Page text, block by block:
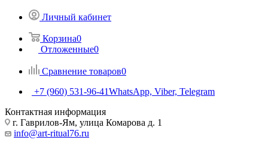
Личный кабинет
Корзина0
Отложенные0
Сравнение товаров0
+7 (960) 531-96-41WhatsApp, Viber, Telegram
Контактная информация
г. Гаврилов-Ям, улица Комарова д. 1
info@art-ritual76.ru